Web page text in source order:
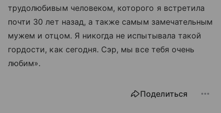
трудолюбивым человеком, которого я встретила
почти 30 лет назад, а также самым замечательным
мужем и отцом. Я никогда не испытывала такой
гордости, как сегодня. Сэр, мы все тебя очень
любим».
Поделиться